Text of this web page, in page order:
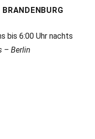
bis 6:00 Uhr nachts
– Berlin